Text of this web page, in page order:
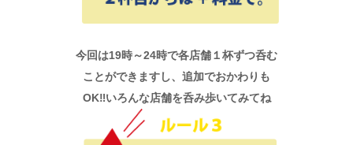
今回は19時～24時で各店舗１杯ずつ呑む
ことができますし、追加でおかわりも
OK‼いろんな店舗を呑み歩いてみてね